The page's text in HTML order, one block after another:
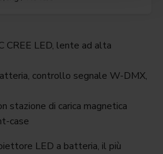
CREE LED, lente ad alta
controllo segnale W-DMX,
stazione di carica magnetica
case
LED a batteria, il più